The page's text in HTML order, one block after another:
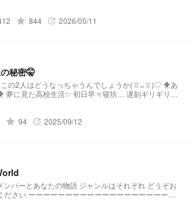
1日まで気づいたこと。 彼らは反日だった。
grade 844 update 2026/05/11
秘密🤫
の2人はどうなっちゃうんでしょうか(ㆆᴗㆆ)♡ 🐥あ
リの
投稿も遅くなりますが頑張ってストーリーを仕上げて
grade 94 update 2025/09/12
バーとあなたの物語 ジャンルはそれぞれ どうぞお
ーーーーーーーーーーーー